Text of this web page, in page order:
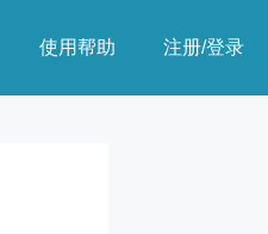
使用帮助 注册/登录